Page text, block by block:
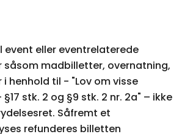
event eller eventrelaterede
madbilletter, overnatning,
henhold til - "Lov om visse
stk. 2 og §9 stk. 2 nr. 2a" – ikke
Såfremt et
refunderes billetten